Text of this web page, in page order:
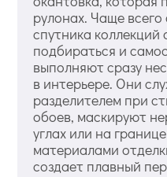
рулонах. Чаще
спутника
подбираться и
выполняют сразу
в интерьере. Они
разделителем при
обоев, маскируют
углах или на
материалами
создает плавный